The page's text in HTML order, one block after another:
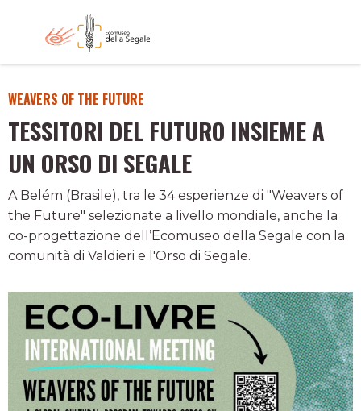
WEAVERS OF THE FUTURE
TESSITORI DEL FUTURO INSIEME A
UN ORSO DI SEGALE
A Belém (Brasile), tra le 34 esperienze di "Weavers of
the Future" selezionate a livello mondiale, anche la
co-progettazione dell’Ecomuseo della Segale con la
comunità di Valdieri e l'Orso di Segale.